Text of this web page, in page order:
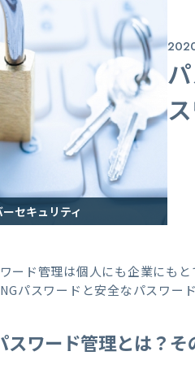
セキュリティ
ード管理は個人にも企業にも
パスワードと安全なパスワー
スワード管理とは？